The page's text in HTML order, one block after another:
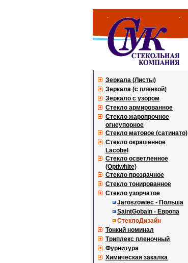
Зеркала (Листы)
Зеркала (с пленкой)
Зеркало с узором
Стекло армированное
Стекло жаропрочное
огнеупорное
Стекло матовое (сатинато)
Стекло окрашенное
Lacobel
Стекло осветленное
(Optiwhite)
Стекло прозрачное
Стекло тонированное
Стекло узорчатое
Jaroszowiec - Польша
SaintGobain - Европа
СтеклоДизайн
Тонкий номинал
Триплекс пленочный
Фурнитура
Химическая закалка